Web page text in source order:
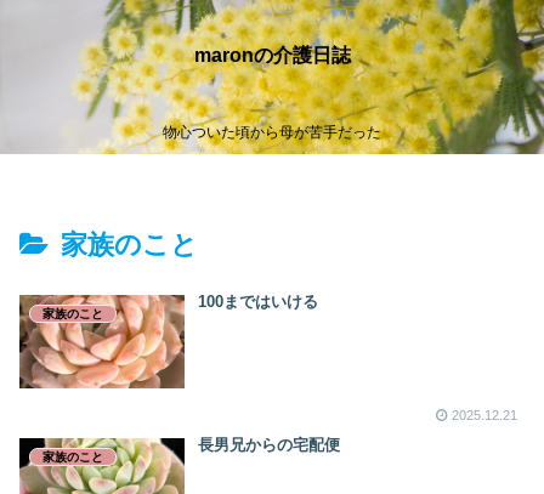
maronの介護日誌
物心ついた頃から母が苦手だった
家族のこと
家族のこと
100まではいける
2025.12.21
家族のこと
長男兄からの宅配便